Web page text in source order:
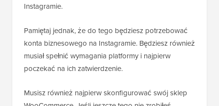
Instagramie.
Pamiętaj jednak, że do tego będziesz potrzebować
konta biznesowego na Instagramie. Będziesz również
musiał spełnić wymagania platformy i najpierw
poczekać na ich zatwierdzenie.
Musisz również najpierw skonfigurować swój sklep